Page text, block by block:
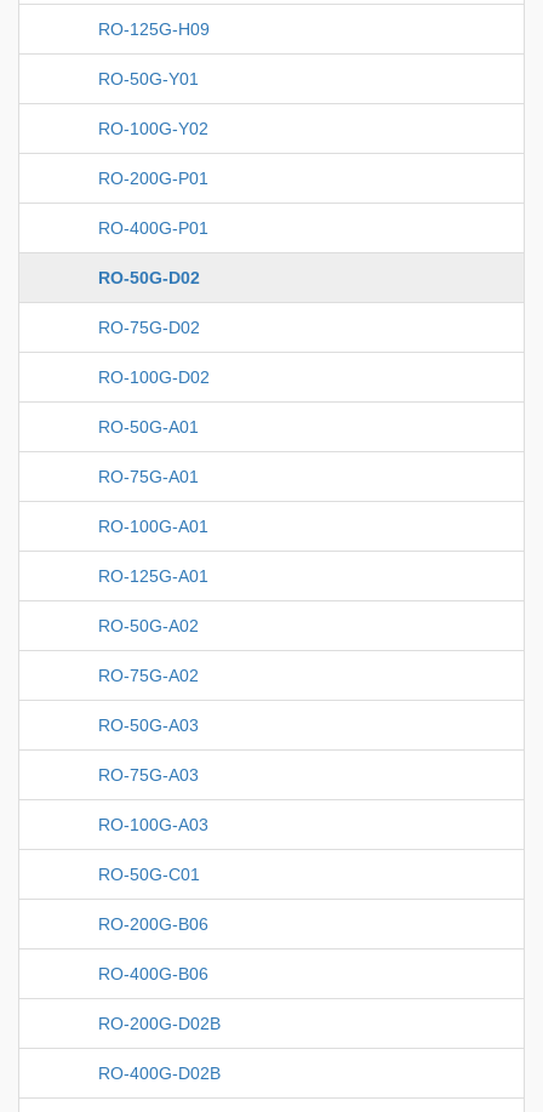
RO-125G-H09
RO-50G-Y01
RO-100G-Y02
RO-200G-P01
RO-400G-P01
RO-50G-D02
RO-75G-D02
RO-100G-D02
RO-50G-A01
RO-75G-A01
RO-100G-A01
RO-125G-A01
RO-50G-A02
RO-75G-A02
RO-50G-A03
RO-75G-A03
RO-100G-A03
RO-50G-C01
RO-200G-B06
RO-400G-B06
RO-200G-D02B
RO-400G-D02B